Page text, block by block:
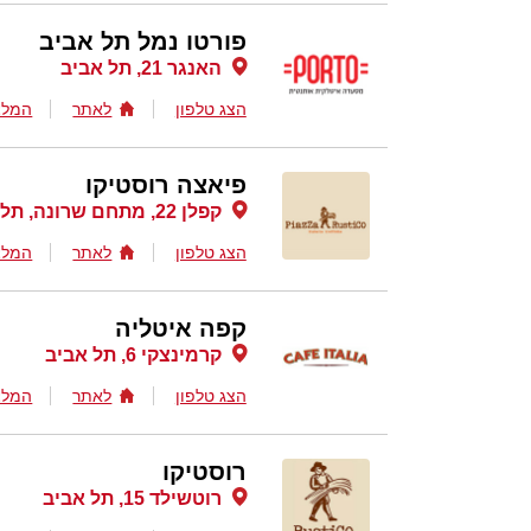
פורטו נמל תל אביב
האנגר 21, תל אביב
הצג טלפון לאתר
פיאצה רוסטיקו
קפלן 22, מתחם שרונה, תל אביב
הצג טלפון לאתר
קפה איטליה
קרמינצקי 6, תל אביב
הצג טלפון לאתר
רוסטיקו
רוטשילד 15, תל אביב